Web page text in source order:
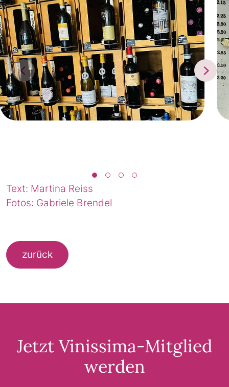
Text: Martina Reiss
Fotos: Gabriele Brendel
zurück
Jetzt Vinissima-Mitglied
werden